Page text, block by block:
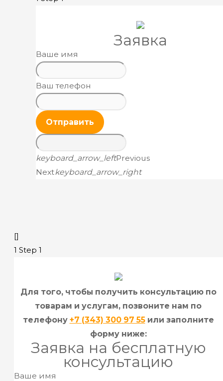
Заявка
Ваше имя
Ваш телефон
Отправить
keyboard_arrow_leftPrevious
Nextkeyboard_arrow_right
[]
1 Step 1
Для того, чтобы получить консультацию по
товарам и услугам, позвоните нам по
телефону +7 (343) 300 97 55или заполните
форму ниже:
Заявка на бесплатную
консультацию
Ваше имя